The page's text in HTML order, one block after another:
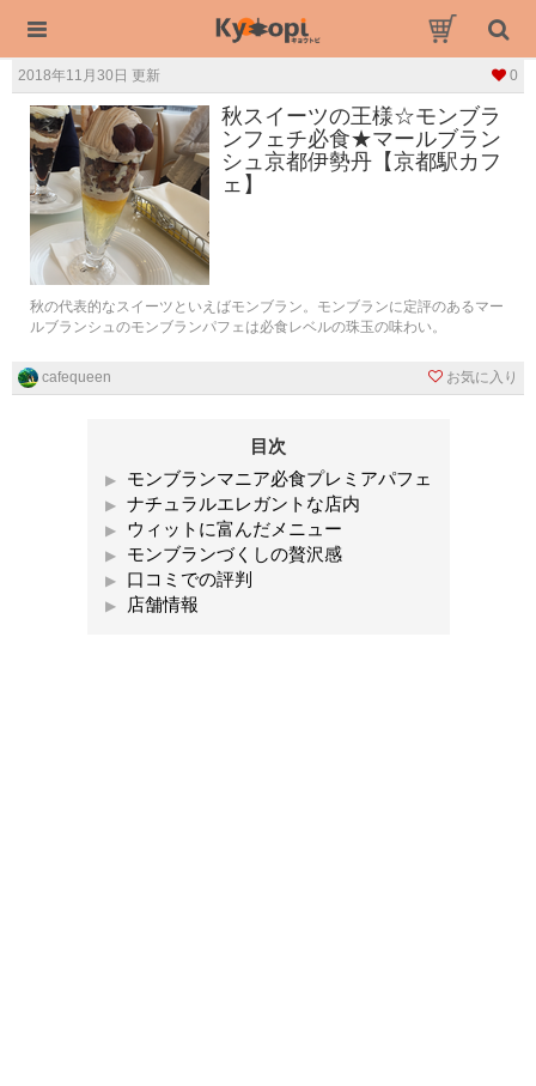
2018年11月30日 更新 0
秋スイーツの王様☆モンブラ
ンフェチ必食★マールブラン
シュ京都伊勢丹【京都駅カフ
ェ】
秋の代表的なスイーツといえばモンブラン。モンブランに定評のあるマー
ルブランシュのモンブランパフェは必食レベルの珠玉の味わい。
cafequeen お気に入り
目次
モンブランマニア必食プレミアパフェ
ナチュラルエレガントな店内
ウィットに富んだメニュー
モンブランづくしの贅沢感
口コミでの評判
店舗情報